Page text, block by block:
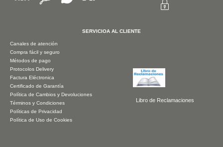
SERVICIOA AL CLIENTE
Canales de atención
Compra fácil y seguro
Métodos de pago
Protocolos Delivery
Factura Eléctronica
Certificado de Garantía
Política de Cambios y Devoluciones
Términos y Condiciones
Políticas de Privacidad
Política de Uso de Cookies
Libro de Reclamaciones